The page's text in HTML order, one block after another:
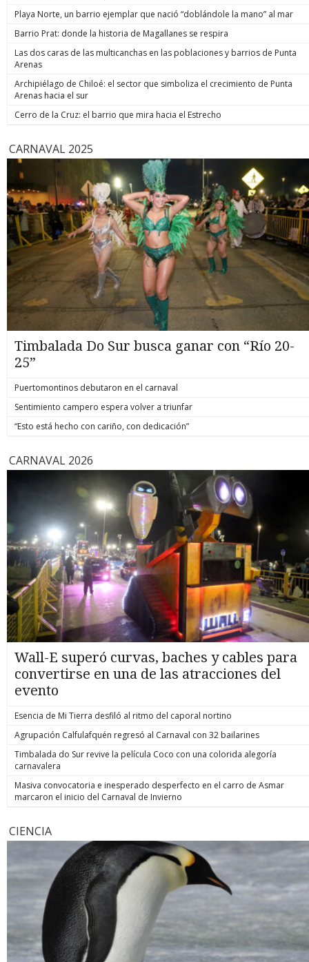
de estos
hoy está
todos los
anunció
Playa Norte, un barrio ejemplar que nació “doblándole la mano” al mar
Barrio Prat: donde la historia de Magallanes se respira
Las dos caras de las multicanchas en las poblaciones y barrios de Punta
Arenas
Archipiélago de Chiloé: el sector que simboliza el crecimiento de Punta
Arenas hacia el sur
Cerro de la Cruz: el barrio que mira hacia el Estrecho
CARNAVAL 2025
Timbalada Do Sur busca ganar con “Río 20-
25”
Puertomontinos debutaron en el carnaval
Sentimiento campero espera volver a triunfar
“Esto está hecho con cariño, con dedicación”
CARNAVAL 2026
Wall-E superó curvas, baches y cables para
convertirse en una de las atracciones del
evento
Esencia de Mi Tierra desfiló al ritmo del caporal nortino
Agrupación Calfulafquén regresó al Carnaval con 32 bailarines
Timbalada do Sur revive la película Coco con una colorida alegoría
carnavalera
Masiva convocatoria e inesperado desperfecto en el carro de Asmar
marcaron el inicio del Carnaval de Invierno
CIENCIA